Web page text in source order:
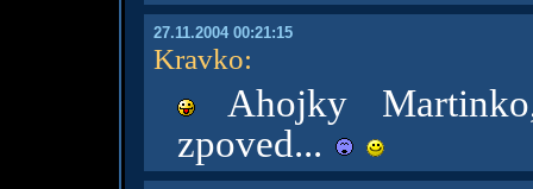
27.11.2004 00:21:15
Kravko:
Ahojky
zpoved...